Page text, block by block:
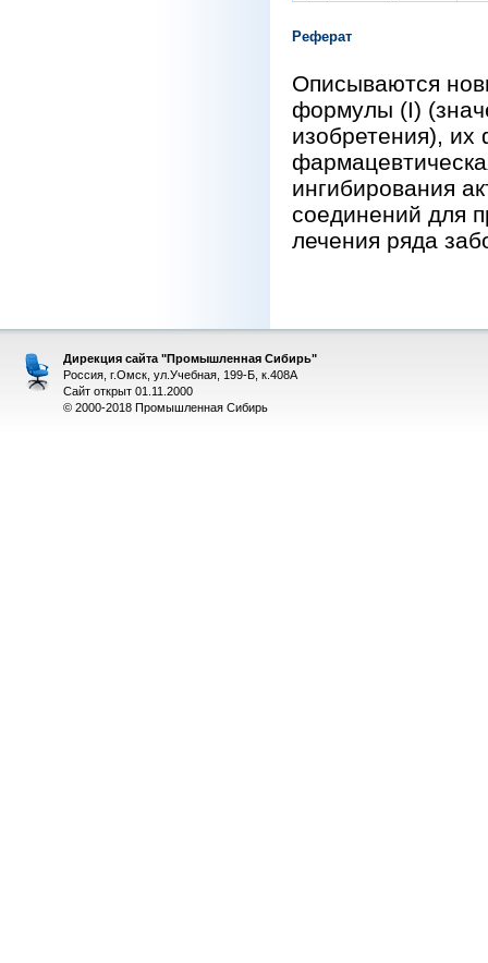
Реферат
Описываются
формулы (I)
изобретения),
ингибирования
соединений для
лечения ряда
Дирекция сайта "Промышленная Сибирь"
Россия, г.Омск, ул.Учебная, 199-Б, к.408А
Сайт открыт 01.11.2000
© 2000-2018 Промышленная Сибирь